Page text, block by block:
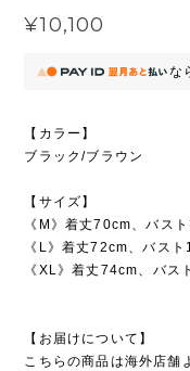
¥10,100
な
【カラー】
ブラック/ブラウン
【サイズ】
《M》着丈70cm、バス
《L》着丈72cm、バス
《XL》着丈74cm、バ
【お届けについて】
こちらの商品は海外店舗